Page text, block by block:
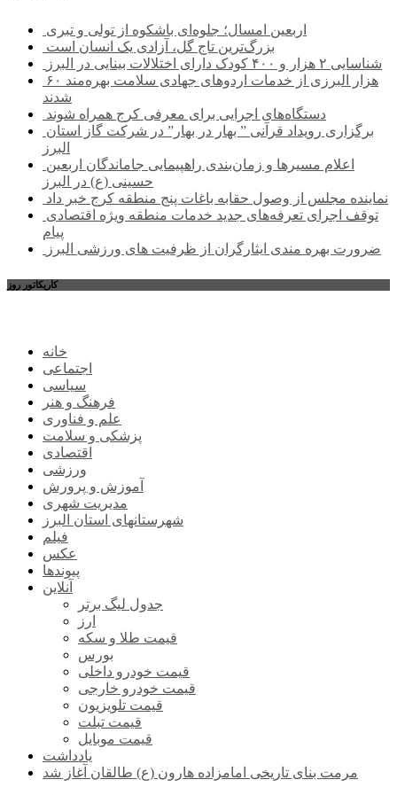
اربعین امسال؛ جلوه‌ای باشکوه از تولی و تبری
بزرگ‌ترین تاج گل، آزادی یک انسان است
شناسایی ۲ هزار و ۴۰۰ کودک دارای اختلالات بینایی در البرز
۶۰ هزار البرزی از خدمات اردوهای جهادی سلامت بهره‌مند
شدند
دستگاه‌های اجرایی برای معرفی کرج همراه شوند
البرز
حسینی (ع) در البرز
نماینده مجلس از وصول حقابه باغات پنج منطقه کرج خبر داد
پیام
ضرورت بهره مندی ایثارگران از ظرفیت های ورزشی البرز
کاریکاتور روز
خانه
اجتماعی
سیاسی
فرهنگ و هنر
علم و فناوری
پزشکی و سلامت
اقتصادی
ورزشی
آموزش و پرورش
مدیریت شهری
شهرستانهای استان البرز
فیلم
عکس
پیوندها
آنلاین
جدول لیگ برتر
ارز
قیمت طلا و سکه
بورس
قیمت خودرو داخلی
قیمت خودرو خارجی
قیمت تلویزیون
قیمت تبلت
قیمت موبایل
یادداشت
مرمت بنای تاریخی امامزاده هارون (ع) طالقان آغاز شد